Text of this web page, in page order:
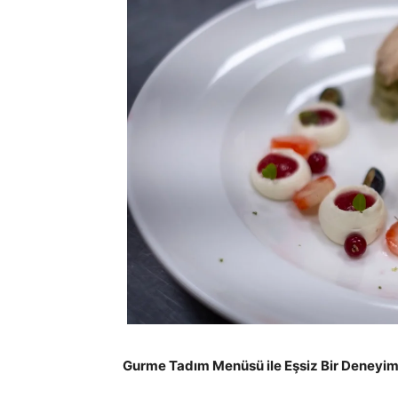
Gurme Tadım Menüsü ile Eşsiz Bir Deneyim